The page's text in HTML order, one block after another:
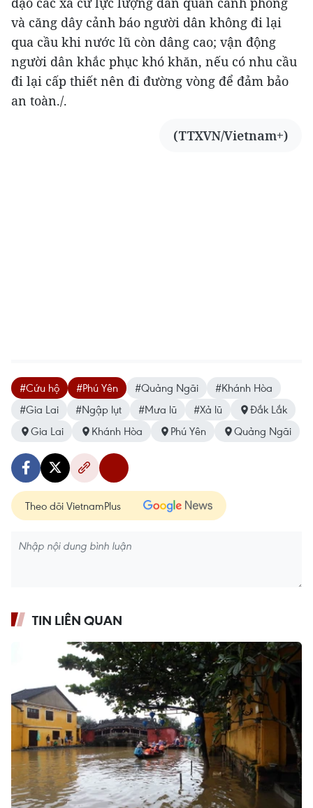
và căng dây cảnh báo người dân không đi lại
qua cầu khi nước lũ còn dâng cao; vận động
người dân khắc phục khó khăn, nếu có nhu cầu
đi lại cấp thiết nên đi đường vòng để đảm bảo
an toàn./.
(TTXVN/Vietnam+)
#Cứu hộ #Phú Yên #Quảng Ngãi
#Khánh Hòa
#Gia Lai
#Ngập lụt #Mưa lũ #Xả lũ
Đắk Lắk
Gia Lai
Khánh Hòa Phú Yên Quảng Ngãi
Theo dõi VietnamPlus
TIN LIÊN QUAN